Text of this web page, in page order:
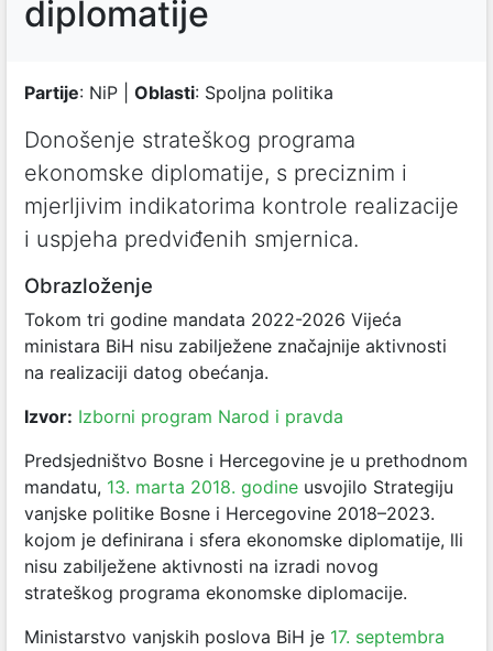
diplomatije
Partije: NiP | Oblasti: Spoljna politika
Donošenje strateškog programa
ekonomske diplomatije, s preciznim i
mjerljivim indikatorima kontrole realizacije
i uspjeha predviđenih smjernica.
Obrazloženje
Tokom tri godine mandata 2022-2026 Vijeća
ministara BiH nisu zabilježene značajnije aktivnosti
na realizaciji datog obećanja.
Izvor: Izborni program Narod i pravda
Predsjedništvo Bosne i Hercegovine je u prethodnom
mandatu, 13. marta 2018. godine usvojilo Strategiju
vanjske politike Bosne i Hercegovine 2018–2023.
kojom je definirana i sfera ekonomske diplomatije, lli
nisu zabilježene aktivnosti na izradi novog
strateškog programa ekonomske diplomacije.
Ministarstvo vanjskih poslova BiH je 17. septembra